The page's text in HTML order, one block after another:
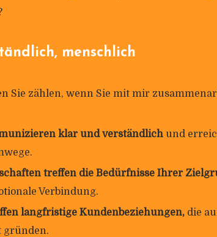
menschlich
Sie zählen, wenn Sie mit mir
klar und ver­ständ­lichund
treffen die Bedürf­nisse Ihrer
Verbindung.
lang­fris­tige Kun­den­be­zie­hungen,die
gründen.